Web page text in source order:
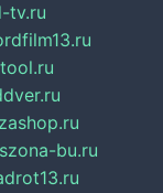
tv.ru
bu.ru